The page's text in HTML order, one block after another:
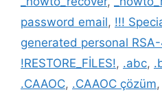
password email, !!!
generated personal
!RESTORE_FİLES!, .abc,
.CAAOC, .CAAOC çözüm,